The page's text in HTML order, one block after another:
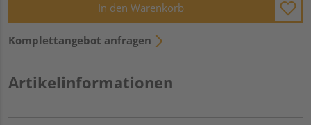
In den Warenkorb
Komplettangebot anfragen
Artikelinformationen